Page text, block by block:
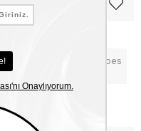
me when the price goes